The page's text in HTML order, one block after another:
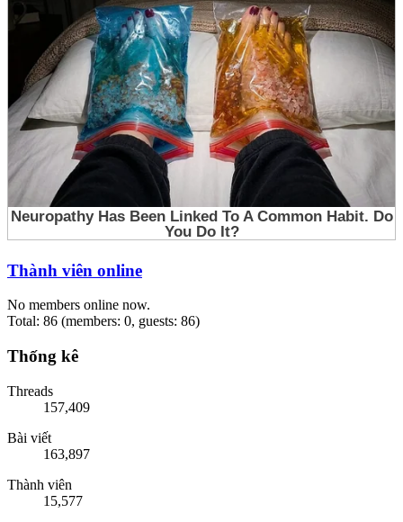
Thành viên online
No members online now.
Total: 86 (members: 0, guests: 86)
Thống kê
Threads
157,409
Bài viết
163,897
Thành viên
15,577